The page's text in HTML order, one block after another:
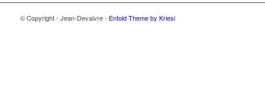
© Copyright - Jean-Devaivre - Enfold Theme by Kriesi